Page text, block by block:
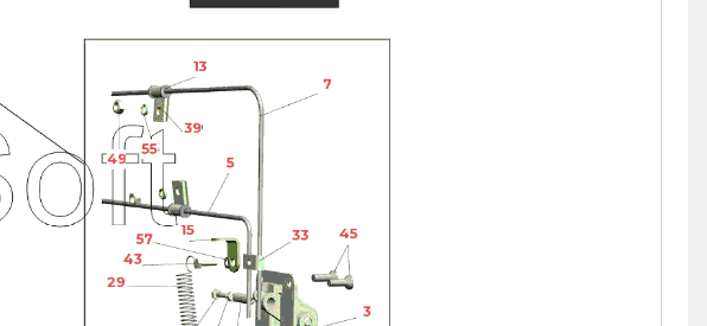
39
43
45
49
55
57
3
5
7
13
15
29
33